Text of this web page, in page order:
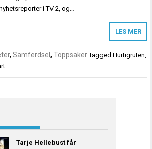
i TV 2, og…
LES MER
,Samferdsel,Toppsaker TaggedHurtigruten,
Tarje Hellebust får